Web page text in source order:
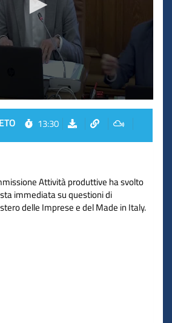
13:30
Attività produttive ha svolto
immediata su questioni di
delle Imprese e del Made in Italy.